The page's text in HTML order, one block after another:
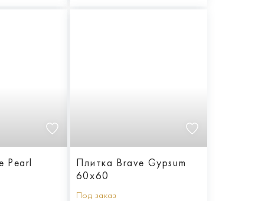
Pearl
Плитка Brave Gypsum
60x60
Под заказ